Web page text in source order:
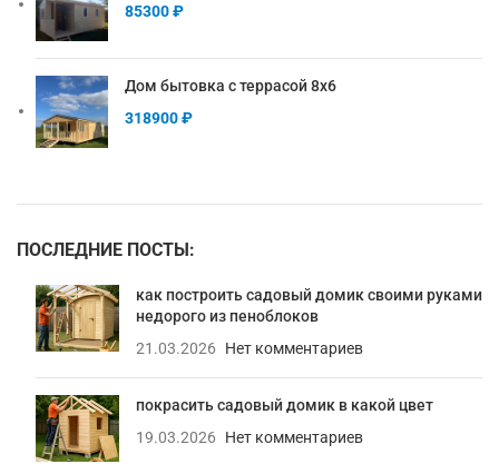
85300₽
Дом бытовка с террасой 8х6
318900₽
ПОСЛЕДНИЕ ПОСТЫ:
как построить садовый домик своими руками
недорого из пеноблоков
21.03.2026
Нет комментариев
покрасить садовый домик в какой цвет
19.03.2026
Нет комментариев